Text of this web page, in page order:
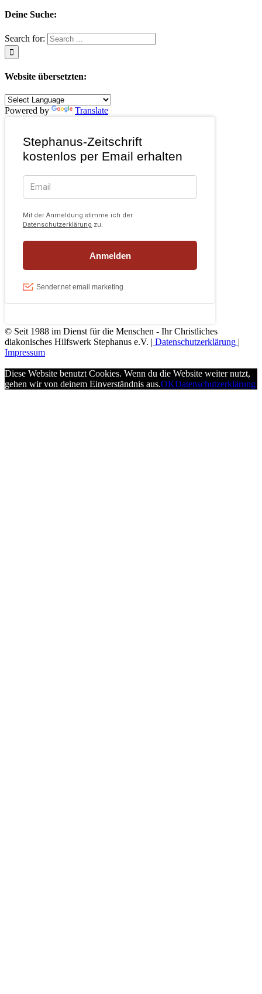
Deine Suche:
Search for:
Website übersetzten:
Powered by Translate
© Seit 1988 im Dienst für die Menschen - Ihr Christliches
diakonisches Hilfswerk Stephanus e.V. | Datenschutzerklärung |
Impressum
Diese Website benutzt Cookies. Wenn du die Website weiter nutzt,
gehen wir von deinem Einverständnis aus.OKDatenschutzerklärung